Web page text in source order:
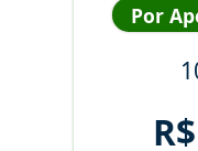
Por
R$